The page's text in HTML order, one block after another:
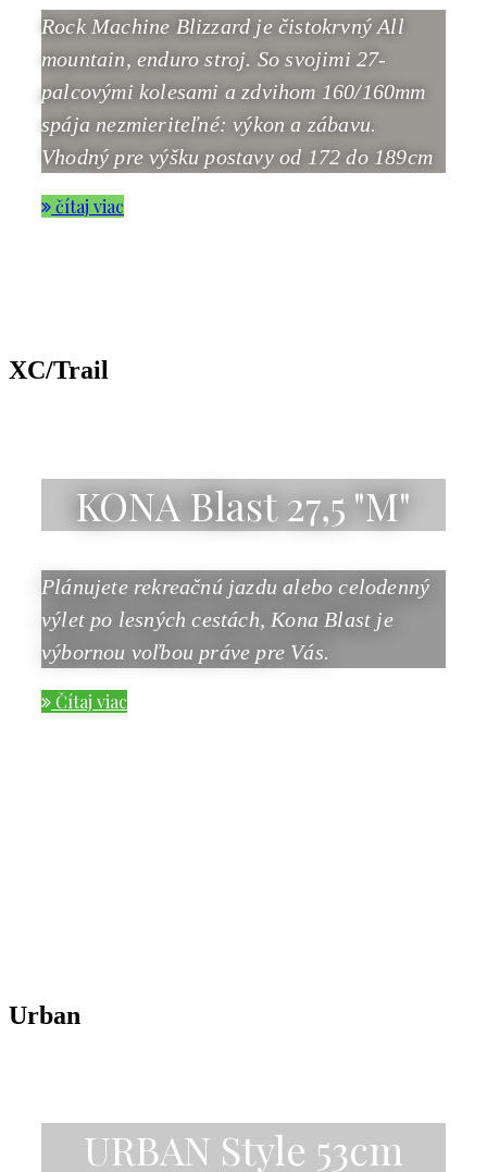
Rock Machine Blizzard je čistokrvný All
mountain, enduro stroj. So svojimi 27-
palcovými kolesami a zdvihom 160/160mm
spája nezmieriteľné: výkon a zábavu.
Vhodný pre výšku postavy od 172 do 189cm
čítaj viac
XC/Trail
KONA Blast 27,5 "M"
Plánujete rekreačnú jazdu alebo celodenný
výlet po lesných cestách, Kona Blast je
výbornou voľbou práve pre Vás.
Čítaj viac
Urban
URBAN Style 53cm